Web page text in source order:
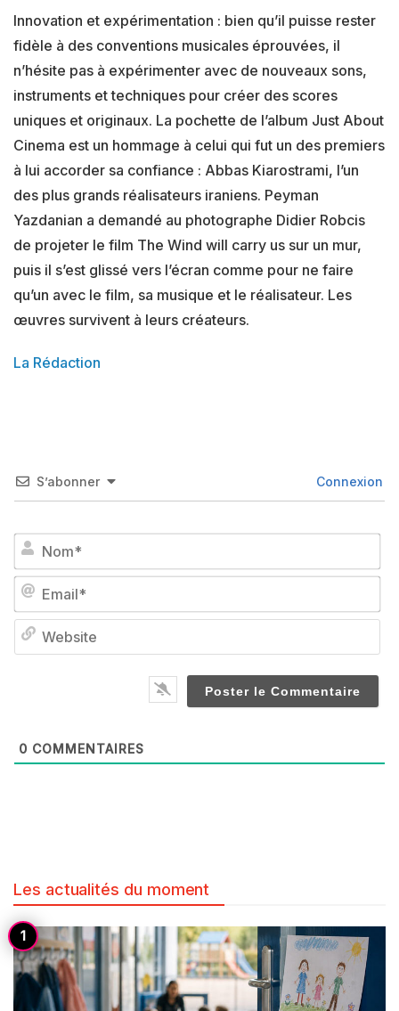
Innovation et expérimentation : bien qu’il puisse rester
fidèle à des conventions musicales éprouvées, il
n’hésite pas à expérimenter avec de nouveaux sons,
instruments et techniques pour créer des scores
uniques et originaux. La pochette de l’album Just About
Cinema est un hommage à celui qui fut un des premiers
à lui accorder sa confiance : Abbas Kiarostrami, l’un
des plus grands réalisateurs iraniens. Peyman
Yazdanian a demandé au photographe Didier Robcis
de projeter le film The Wind will carry us sur un mur,
puis il s’est glissé vers l’écran comme pour ne faire
qu’un avec le film, sa musique et le réalisateur. Les
œuvres survivent à leurs créateurs.
La Rédaction
S’abonner Connexion
0 COMMENTAIRES
Les actualités du moment